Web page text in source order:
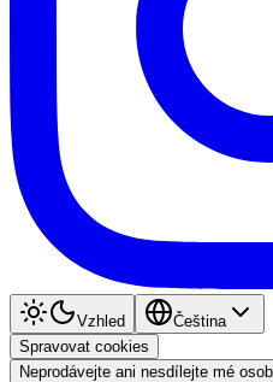
Vzhled
Čeština
Spravovat cookies
Neprodávejte ani nesdílejte mé